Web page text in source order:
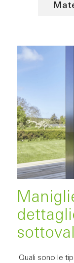
Quali sono le